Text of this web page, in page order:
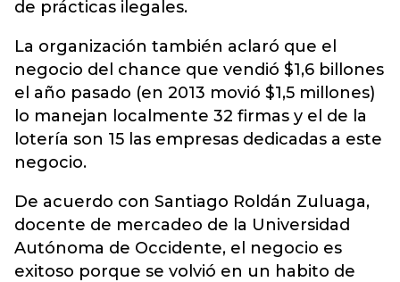
de prácticas ilegales.
La organización también aclaró que el
negocio del chance que vendió $1,6 billones
el año pasado (en 2013 movió $1,5 millones)
lo manejan localmente 32 firmas y el de la
lotería son 15 las empresas dedicadas a este
negocio.
De acuerdo con Santiago Roldán Zuluaga,
docente de mercadeo de la Universidad
Autónoma de Occidente, el negocio es
exitoso porque se volvió en un habito de